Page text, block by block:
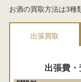
お酒の買取方法は3種
出張買取
出張費・